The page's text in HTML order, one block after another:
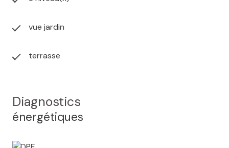
vue jardin
terrasse
Diagnostics
énergétiques